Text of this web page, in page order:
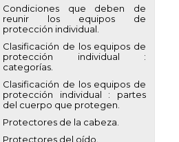
Condiciones que deben de
reunir los equipos de
protección individual.
Clasificación de los equipos de
protección individual :
categorías.
Clasificación de los equipos de
protección individual : partes
del cuerpo que protegen.
Protectores de la cabeza.
Protectores del oído.